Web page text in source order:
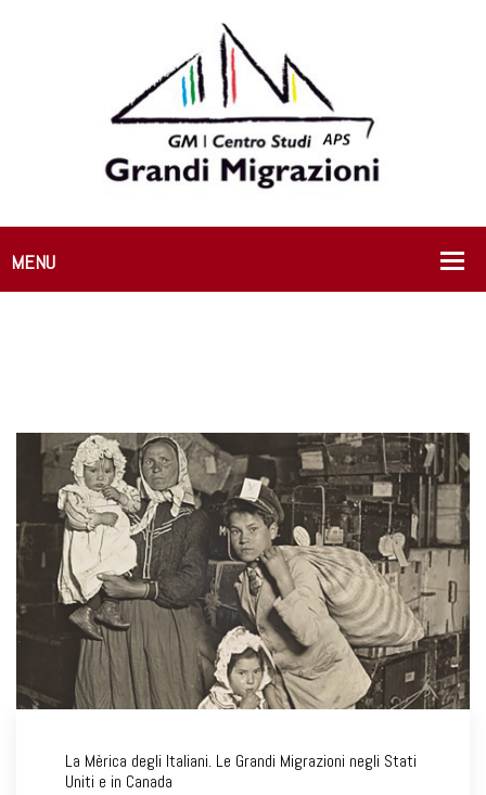
La Mèrica degli Italiani. Le Grandi Migrazioni negli Stati
Uniti e in Canada